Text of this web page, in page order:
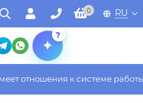
0 RU
?
отношения к системе работы